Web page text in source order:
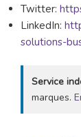
Twitter:
LinkedIn:
solutions-
Service
marques.